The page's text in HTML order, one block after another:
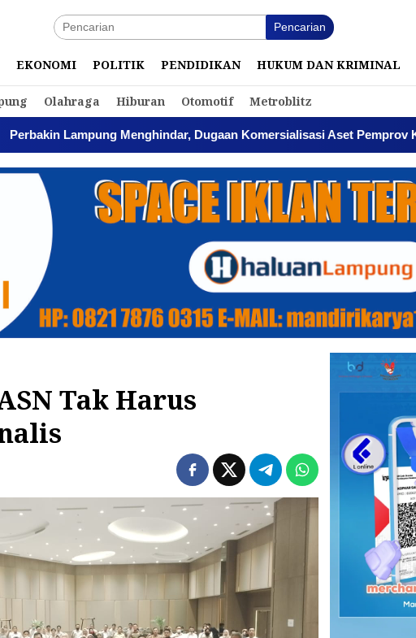
Pencarian
EKONOMI POLITIK PENDIDIKAN HUKUM DAN KRIMINAL
Olahraga Hiburan Otomotif Metroblitz
Menghindar, Dugaan Komersialisasi Aset Pemprov Kian Menguat
Tak Harus